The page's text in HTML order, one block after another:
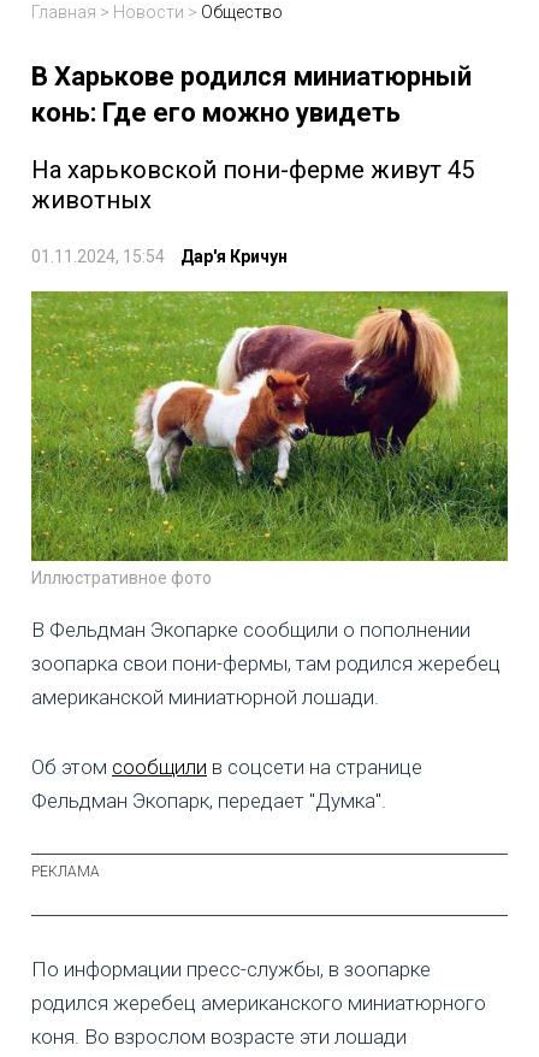
Главная > Новости > Общество
В Харькове родился миниатюрный
конь: Где его можно увидеть
На харьковской пони-ферме живут 45
животных
01.11.2024, 15:54 Дар'я Кричун
Иллюстративное фото
В Фельдман Экопарке сообщили о пополнении
зоопарка свои пони-фермы, там родился жеребец
американской миниатюрной лошади.
Об этом сообщили в соцсети на странице
Фельдман Экопарк, передает "Думка".
По информации пресс-службы, в зоопарке
родился жеребец американского миниатюрного
коня. Во взрослом возрасте эти лошади